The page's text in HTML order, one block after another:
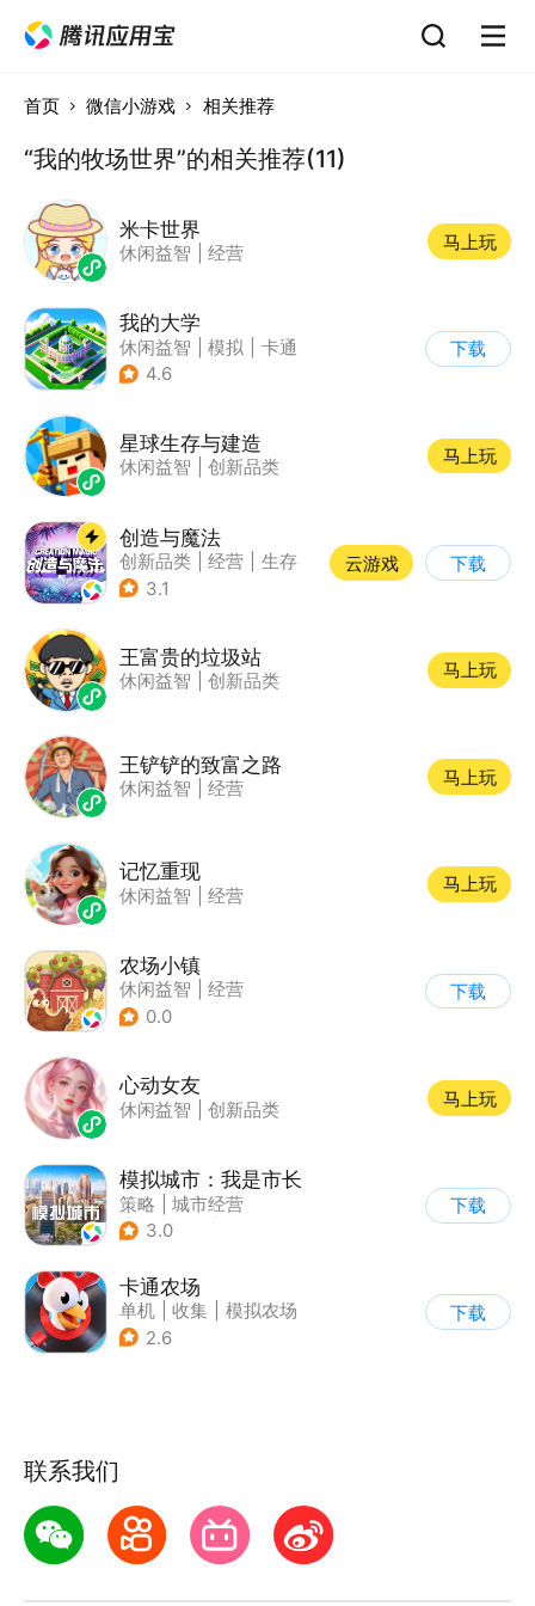
首页 微信小游戏 相关推荐
“我的牧场世界”的相关推荐(11)
米卡世界
休闲益智 经营
马上玩
我的大学
休闲益智 模拟
卡通
| 九游
4.6
下载
星球生存与建造
休闲益智 创新品类
马上玩
创造与魔法
创新品类 经营
生存
| 开放世界
3.1
云游戏 下载
王富贵的垃圾站
休闲益智 创新品类
马上玩
王铲铲的致富之路
休闲益智 经营
马上玩
记忆重现
休闲益智 经营
马上玩
农场小镇
休闲益智
经营
| 田园生活
0.0
下载
心动女友
休闲益智 创新品类
马上玩
模拟城市：我是市长
策略
城市经营
| 模拟城市
3.0
下载
卡通农场
单机 收集
模拟农场
| 卡通
2.6
下载
联系我们